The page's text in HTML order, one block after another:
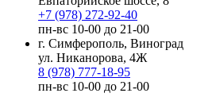
+7 (978) 272-92-40
пн-вс 10-00 до 21-00
г. Симферополь, Виноград
ул. Никанорова, 4Ж
8 (978) 777-18-95
пн-вс 10-00 до 21-00